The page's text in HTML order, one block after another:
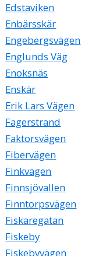
Edstaviken
Enbärsskär
Engebergsvägen
Englunds Väg
Enoksnäs
Enskär
Erik Lars Vägen
Fagerstrand
Faktorsvägen
Fibervägen
Finkvägen
Finnsjövallen
Finntorpsvägen
Fiskaregatan
Fiskeby
Fiskebyvägen